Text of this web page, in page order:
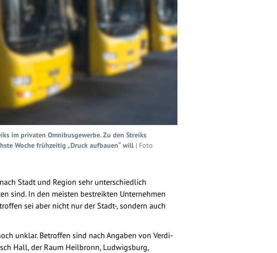
im privaten Omnibusgewerbe. Zu den Streiks
Woche frühzeitig „Druck aufbauen“ will | Foto
Stadt und Region sehr unterschiedlich
sind. In den meisten bestreikten Unternehmen
sei aber nicht nur der Stadt-, sondern auch
unklar. Betroffen sind nach Angaben von Verdi-
Hall, der Raum Heilbronn, Ludwigsburg,